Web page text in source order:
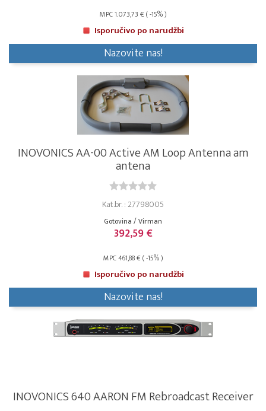
MPC 1.073,73 € ( -15% )
Isporučivo po narudžbi
Nazovite nas!
INOVONICS AA-00 Active AM Loop Antenna am
antena
Kat.br. : 27798005
Gotovina / Virman
392,59 €
MPC 461,88 € ( -15% )
Isporučivo po narudžbi
Nazovite nas!
INOVONICS 640 AARON FM Rebroadcast Receiver